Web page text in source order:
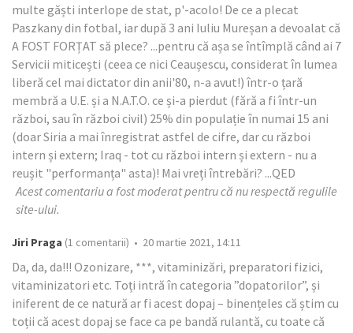
multe găști interlope de stat, p'-acolo! De ce a plecat
Paszkany din fotbal, iar după 3 ani Iuliu Mureșan a devoalat că
A FOST FORȚAT să plece? ...pentru că așa se întîmplă când ai 7
Servicii miticești (ceea ce nici Ceaușescu, considerat în lumea
liberă cel mai dictator din anii'80, n-a avut!) într-o țară
membră a U.E. și a N.A.T.O. ce și-a pierdut (fără a fi într-un
război, sau în război civil) 25% din populație în numai 15 ani
(doar Siria a mai înregistrat astfel de cifre, dar cu război
intern și extern; Iraq - tot cu război intern și extern - nu a
reușit "performanța" asta)! Mai vreți întrebări? ...QED
Acest comentariu a fost moderat pentru că nu respectă regulile
site-ului.
Jiri Praga (1 comentarii) • 20 martie 2021, 14:11
Da, da, da!!! Ozonizare, ***, vitaminizări, preparatori fizici,
vitaminizatori etc. Toți intră în categoria ”dopatorilor”, și
iniferent de ce natură ar fi acest dopaj – binențeles că știm cu
toții că acest dopaj se face ca pe bandă rulantă, cu toate că